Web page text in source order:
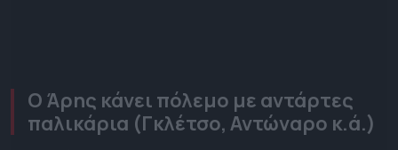
Ο Άρης κάνει πόλεμο με αντάρτες
παλικάρια (Γκλέτσο, Αντώναρο κ.ά.)